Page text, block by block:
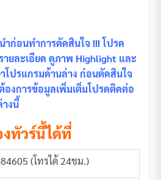
ำก่อนทำการตัดสินใจ !!! โปรด
ายละเอียด ดูภาพ Highlight และ
โปรแกรมด้านล่าง ก่อนตัดสินใจ
องการข้อมูลเพิ่มเติ่มโปรดติดต่อ
างนี้
ทัวร์นี้ได้ที่
(โทรได้ 24ชม.)